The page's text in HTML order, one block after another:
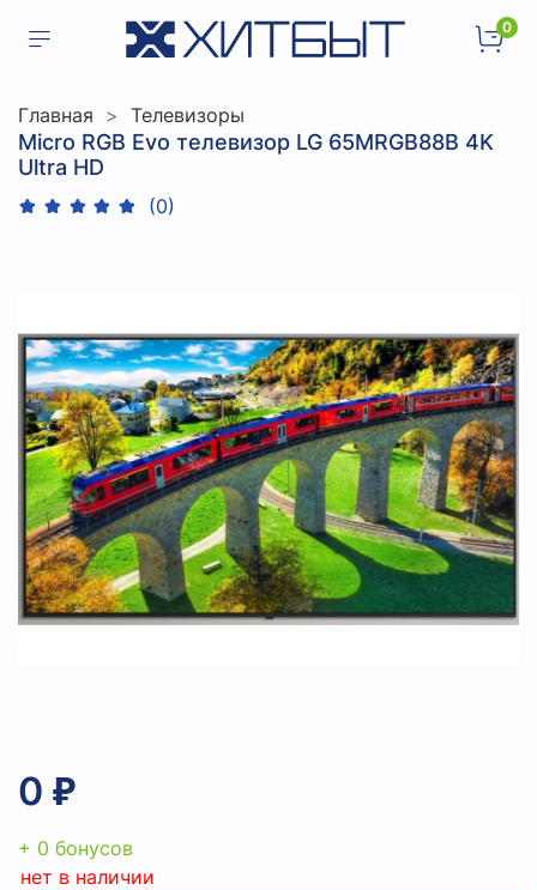
0
Главная Телевизоры
Micro RGB Evo телевизор LG 65MRGB88B 4K
Ultra HD
(0)
0 ₽
+ 0 бонусов
нет в наличии